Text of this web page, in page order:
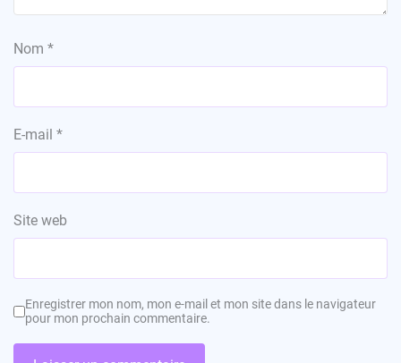
Nom *
E-mail *
Site web
Enregistrer mon nom, mon e-mail et mon site dans le navigateur
pour mon prochain commentaire.